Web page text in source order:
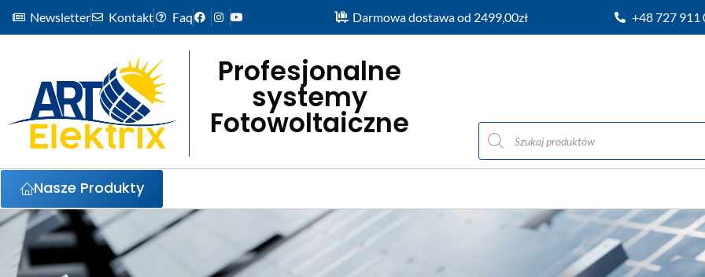
Newsletter Kontakt Faq Darmowa dostawa od 2499,00zł +48 727 911
Profesjonalne
systemy
Fotowoltaiczne
Nasze Produkty